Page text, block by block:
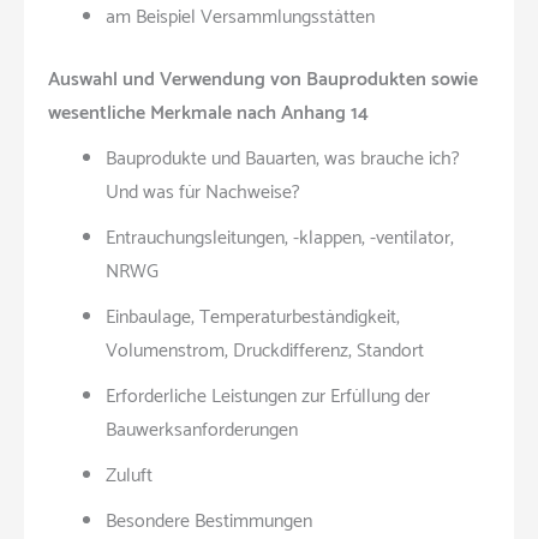
am Beispiel Versammlungsstätten
Auswahl und Verwendung von Bauprodukten sowie
wesentliche Merkmale nach Anhang 14
Bauprodukte und Bauarten, was brauche ich?
Und was für Nachweise?
Entrauchungsleitungen, -klappen, -ventilator,
NRWG
Einbaulage, Temperaturbeständigkeit,
Volumenstrom, Druckdifferenz, Standort
Erforderliche Leistungen zur Erfüllung der
Bauwerksanforderungen
Zuluft
Besondere Bestimmungen